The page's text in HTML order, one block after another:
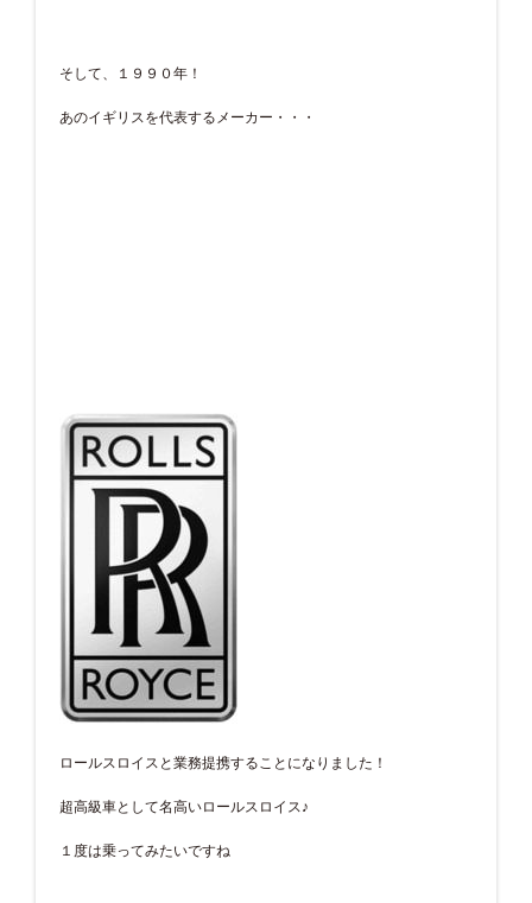
そして、１９９０年！
あのイギリスを代表するメーカー・・・
ロールスロイスと業務提携することになりました！
超高級車として名高いロールスロイス♪
１度は乗ってみたいですね